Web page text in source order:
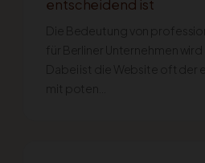
entscheidend ist